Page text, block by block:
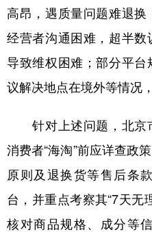
高昂，遇质量问题难退
经营者沟通困难，超半数
导致维权困难；部分平
议解决地点在境外等情况
针对上述问题，北京
消费者“海淘”前应详查政
原则及退换货等售后条
台，并重点考察其“7天无
核对商品规格、成分等